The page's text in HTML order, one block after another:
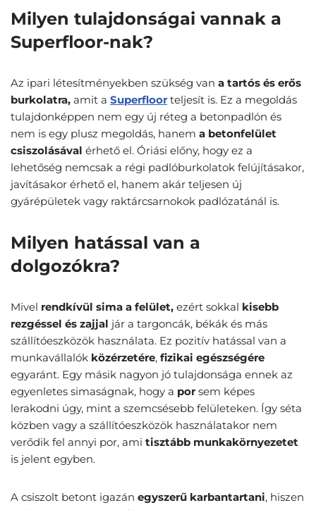
Milyen tulajdonságai vannak a
Superfloor-nak?
Az ipari létesítményekben szükség van a tartós és erős
burkolatra, amit a Superfloor teljesít is. Ez a megoldás
tulajdonképpen nem egy új réteg a betonpadlón és
nem is egy plusz megoldás, hanem a betonfelület
csiszolásával érhető el. Óriási előny, hogy ez a
lehetőség nemcsak a régi padlóburkolatok felújításakor,
javításakor érhető el, hanem akár teljesen új
gyárépületek vagy raktárcsarnokok padlózatánál is.
Milyen hatással van a
dolgozókra?
Mivel rendkívül sima a felület, ezért sokkal kisebb
rezgéssel és zajjal jár a targoncák, békák és más
szállítóeszközök használata. Ez pozitív hatással van a
munkavállalók közérzetére, fizikai egészségére
egyaránt. Egy másik nagyon jó tulajdonsága ennek az
egyenletes simaságnak, hogy a por sem képes
lerakodni úgy, mint a szemcsésebb felületeken. Így séta
közben vagy a szállítóeszközök használatakor nem
verődik fel annyi por, ami tisztább munkakörnyezetet
is jelent egyben.
A csiszolt betont igazán egyszerű karbantartani, hiszen